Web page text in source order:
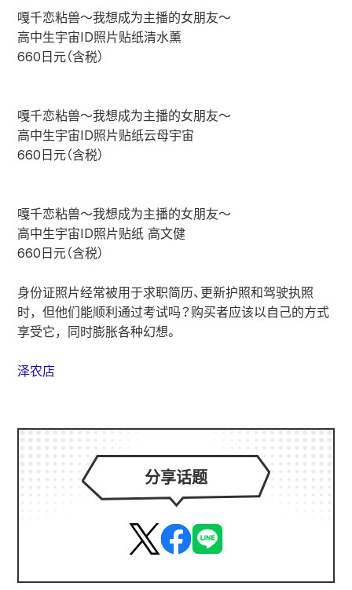
嘎千恋粘兽～我想成为主播的女朋友～
高中生宇宙ID照片贴纸清水薰
660日元（含税）
嘎千恋粘兽～我想成为主播的女朋友～
高中生宇宙ID照片贴纸云母宇宙
660日元（含税）
嘎千恋粘兽～我想成为主播的女朋友～
高中生宇宙ID照片贴纸 高文健
660日元（含税）
身份证照片经常被用于求职简历、更新护照和驾驶执照
时，但他们能顺利通过考试吗？购买者应该以自己的方式
享受它，同时膨胀各种幻想。
泽农店
分享话题